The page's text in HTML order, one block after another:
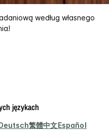
według własnego
językach
繁體中文Español